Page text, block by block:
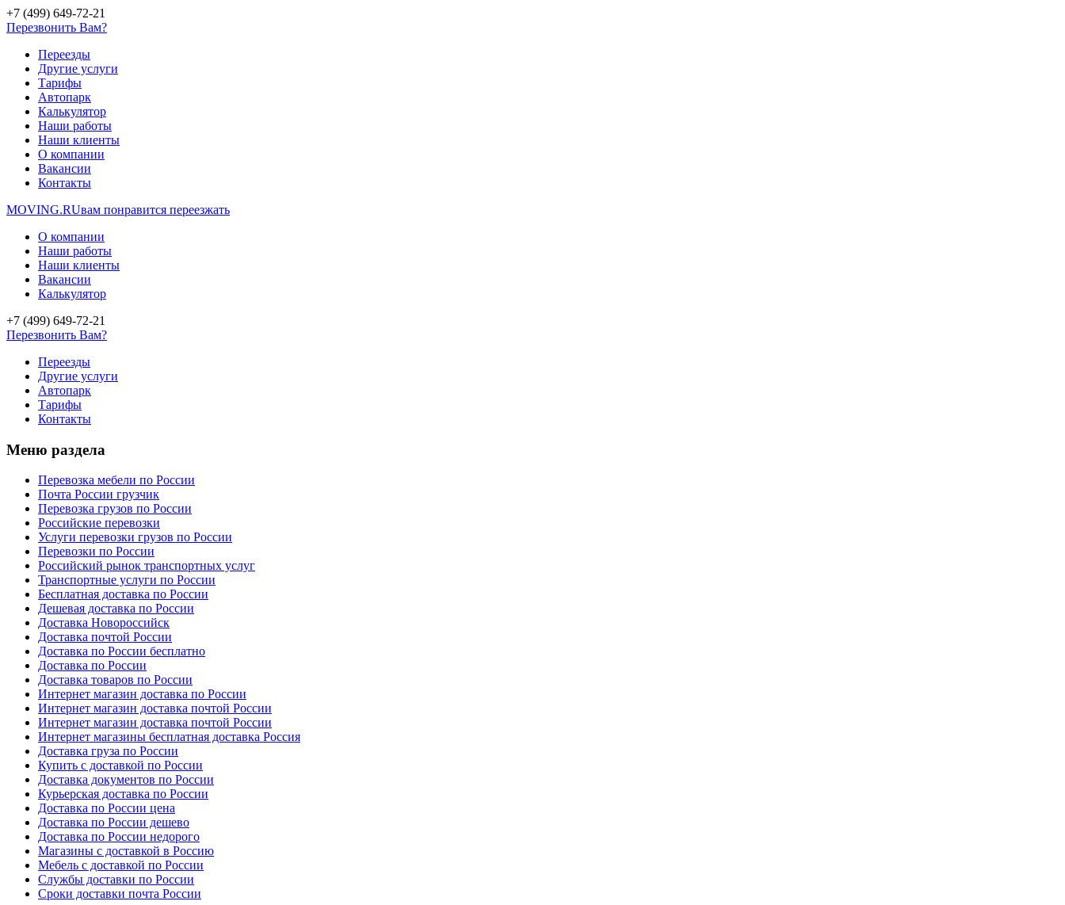
+7 (499) 649-72-21
Перезвонить Вам?
Переезды
Другие услуги
Тарифы
Автопарк
Калькулятор
Наши работы
Наши клиенты
О компании
Вакансии
Контакты
MOVING.RUвам понравится переезжать
О компании
Наши работы
Наши клиенты
Вакансии
Калькулятор
+7 (499) 649-72-21
Перезвонить Вам?
Переезды
Другие услуги
Автопарк
Тарифы
Контакты
Меню раздела
Перевозка мебели по России
Почта России грузчик
Перевозка грузов по России
Российские перевозки
Услуги перевозки грузов по России
Перевозки по России
Российский рынок транспортных услуг
Транспортные услуги по России
Бесплатная доставка по России
Дешевая доставка по России
Доставка Новороссийск
Доставка почтой России
Доставка по России бесплатно
Доставка по России
Доставка товаров по России
Интернет магазин доставка по России
Интернет магазин доставка почтой России
Интернет магазин доставка почтой России
Интернет магазины бесплатная доставка Россия
Доставка груза по России
Купить с доставкой по России
Доставка документов по России
Курьерская доставка по России
Доставка по России цена
Доставка по России дешево
Доставка по России недорого
Магазины с доставкой в Россию
Мебель с доставкой по России
Cлужбы доставки по России
Cроки доставки почта России